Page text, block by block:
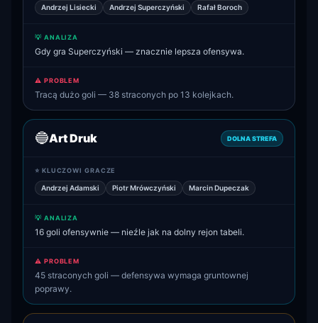
Andrzej Lisiecki Andrzej Superczyński Rafał Boroch
💡 ANALIZA
Gdy gra Superczyński — znacznie lepsza ofensywa.
⚠️ PROBLEM
Tracą dużo goli — 38 straconych po 13 kolejkach.
🔵Art Druk DOLNA STREFA
⭐ KLUCZOWI GRACZE
Andrzej Adamski Piotr Mrówczyński Marcin Dupeczak
💡 ANALIZA
16 goli ofensywnie — nieźle jak na dolny rejon tabeli.
⚠️ PROBLEM
45 straconych goli — defensywa wymaga gruntownej
poprawy.